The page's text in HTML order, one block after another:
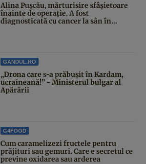
Alina Pușcău, mărturisire sfâșietoare
înainte de operație. A fost
diagnosticată cu cancer la sân în...
GANDUL.RO
„Drona care s-a prăbușit în Kardam,
ucraineană!” - Ministerul bulgar al
Apărării
G4FOOD
Cum caramelizezi fructele pentru
prăjituri sau gemuri. Care e secretul ce
previne oxidarea sau arderea